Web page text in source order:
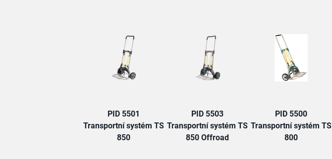
PID 5501
Transportní systém TS
850
PID 5503
Transportní systém TS
850 Offroad
PID 5500
Transportní systém TS
800